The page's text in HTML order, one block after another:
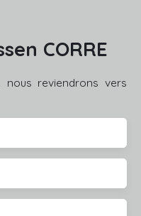
CORRE
reviendrons vers